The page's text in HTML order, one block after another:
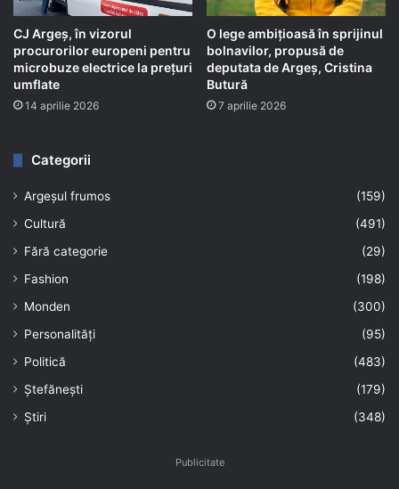
CJ Argeș, în vizorul
procurorilor europeni pentru
microbuze electrice la prețuri
umflate
14 aprilie 2026
O lege ambițioasă în sprijinul
bolnavilor, propusă de
deputata de Argeș, Cristina
Butură
7 aprilie 2026
Categorii
Argeșul frumos
(159)
Cultură
(491)
Fără categorie
(29)
Fashion
(198)
Monden
(300)
Personalități
(95)
Politică
(483)
Ștefănești
(179)
Știri
(348)
Publicitate